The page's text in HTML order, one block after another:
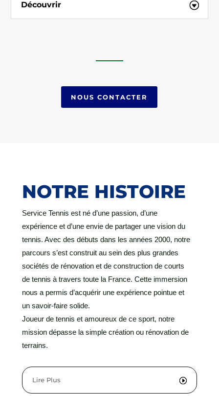
Découvrir
NOUS CONTACTER
NOTRE HISTOIRE
Service Tennis est né d’une passion, d’une
expérience et d’une envie de partager une vision du
tennis. Avec des débuts dans les années 2000, notre
parcours s’est construit au sein des plus grandes
sociétés de rénovation et de construction de courts
de tennis à travers toute la France. Cette immersion
nous a permis d’acquérir une expérience pointue et
un savoir-faire solide.
Joueur de tennis et amoureux de ce sport, notre
mission dépasse la simple création ou rénovation de
terrains.
Lire Plus